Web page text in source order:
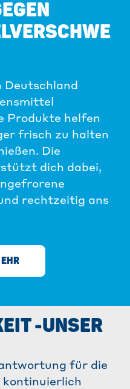
Deutschland
Produkte helfen
frisch zu halten
Die
dich dabei,
rechtzeitig ans
-UNSER
für die
kontinuierlich